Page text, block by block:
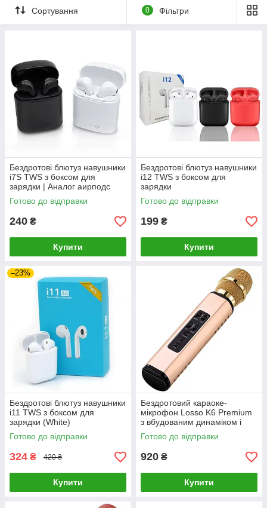
Сортування 0 Фільтри
Бездротові блютуз навушники
i7S TWS з боксом для
зарядки | Аналог аирподс
для телефону
Готово до відправки
240 ₴
Купити
Бездротові блютуз навушники
i12 TWS з боксом для
зарядки
Готово до відправки
199 ₴
Купити
–23%
Бездротові блютуз навушники
i11 TWS з боксом для
зарядки (White)
Готово до відправки
324 ₴ 420 ₴
Купити
Бездротовий караоке-
мікрофон Losso K6 Premium
з вбудованим динаміком і
Bluetooth (Gold)-LВR
Готово до відправки
920 ₴
Купити